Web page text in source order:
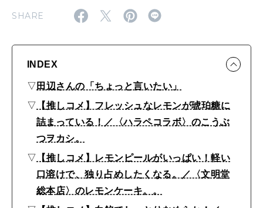
SHARE
INDEX
▽ 田辺さんの「ちょっと言いたい」
▽ 【推しコメ】フレッシュなレモンが琥珀糖に
詰まっている！／〈ハラペコラボ〉のこうぶ
つヲカシ。
▽ 【推しコメ】レモンピールがいっぱい！軽い
口溶けで、独り占めしたくなる。／〈文明堂
総本店〉のレモンケーキ。。